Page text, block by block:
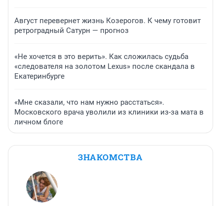
Август перевернет жизнь Козерогов. К чему готовит
ретроградный Сатурн — прогноз
«Не хочется в это верить». Как сложилась судьба
«следователя на золотом Lexus» после скандала в
Екатеринбурге
«Мне сказали, что нам нужно расстаться».
Московского врача уволили из клиники из-за мата в
личном блоге
ЗНАКОМСТВА